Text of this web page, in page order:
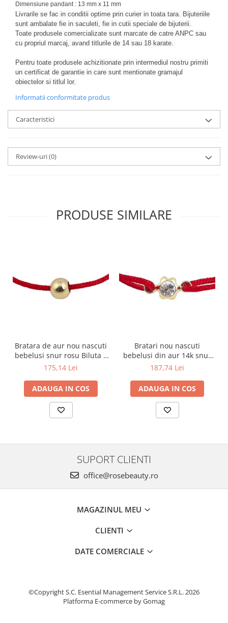
Dimensiune pandant : 13 mm x 11 mm
Livrarile se fac in conditii optime prin curier in toata tara. Bijuteriile
sunt ambalate fie in saculeti, fie in cutii speciale de bijuterii.
Toate produsele comercializate sunt marcate de catre ANPC sau
cu propriul marcaj, avand titlurile de 14 sau 18 karate.
Pentru toate produsele achizitionate prin intermediul nostru primiti
un certificat de garantie in care sunt mentionate gramajul
obiectelor si titlul lor.
Informatii conformitate produs
Caracteristici
Review-uri(0)
PRODUSE SIMILARE
Bratara de aur nou nascuti
bebelusi snur rosu Biluta 4
mm
175,14 Lei
ADAUGA IN COS
Bratari nou nascuti
bebelusi din aur 14k snur
rosu Floricica cu piatra
187,74 Lei
ADAUGA IN COS
SUPORT CLIENTI
office@rosebeauty.ro
MAGAZINUL MEU
CLIENTI
DATE COMERCIALE
©Copyright S.C. Esential Management Service S.R.L. 2026
Platforma E-commerce by Gomag